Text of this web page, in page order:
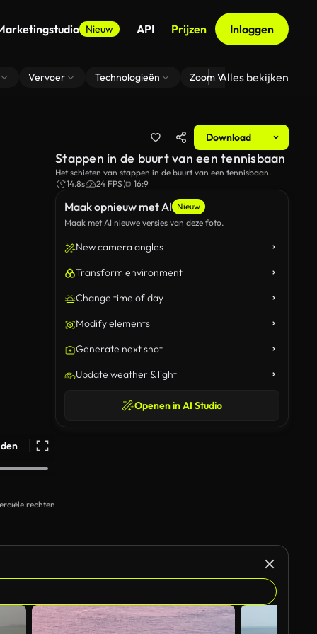
Nieuw API Prijzen Inloggen
Vervoer Technologieën Zoom Virtuele
Alles bekijken
Download
rechten
Maak opnieuw met AI Nieuw
Maak met AI nieuwe versies van deze foto.
New camera angles
Transform environment
Change time of day
Modify elements
Generate next shot
Update weather & light
Openen in AI Studio
Stappen in de buurt van een tennisbaan
Het schieten van stappen in de buurt van een tennisbaan.
14.8s
24 FPS 16:9